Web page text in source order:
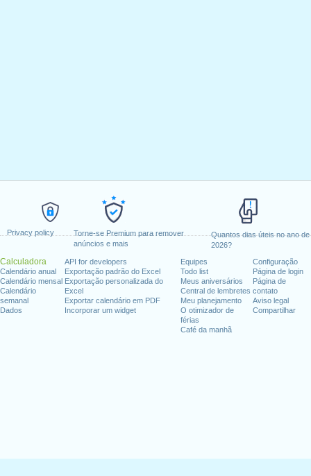
Privacy policy
Torne-se Premium para remover
anúncios e mais
Quantos dias úteis no ano de
2026?
Calculadora
Calendário anual
Calendário mensal
Calendário
semanal
Dados
API for developers
Exportação padrão do Excel
Exportação personalizada do
Excel
Exportar calendário em PDF
Incorporar um widget
Equipes
Todo list
Meus aniversários
Central de lembretes
Meu planejamento
O otimizador de
férias
Café da manhã
Configuração
Página de login
Página de
contato
Aviso legal
Compartilhar